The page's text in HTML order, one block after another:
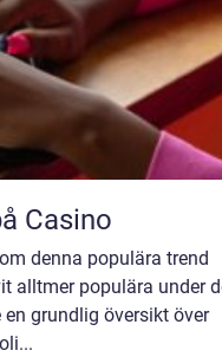
Casino
denna populära trend
alltmer populära under
grundlig översikt över